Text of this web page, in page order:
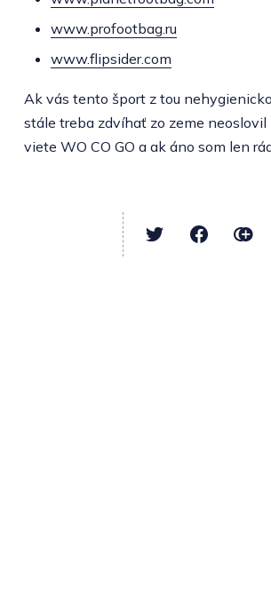
www.profootbag.ru
www.flipsider.com
Ak vás tento šport z tou
stále treba zdvíhať zo zeme neoslovil
viete WO CO GO a ak áno som len